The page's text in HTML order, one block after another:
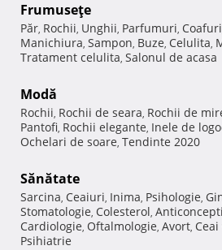
Frumuseţe
Păr, Rochii, Unghii, Parfumuri, Coafuri
Manichiura, Sampon, Buze, Celulita,
Tratament celulita, Salonul de acasa
Modă
Rochii, Rochii de seara, Rochii de
Pantofi, Rochii elegante, Inele de
Ochelari de soare, Tendinte 2020
Sănătate
Sarcina, Ceaiuri, Inima, Psihologie,
Stomatologie, Colesterol,
Cardiologie, Oftalmologie, Avort,
Psihiatrie